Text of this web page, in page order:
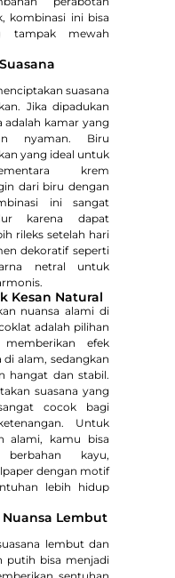
kombinasi ini bisa
tampak mewah
suasana
Jika dipadukan
adalah kamar yang
nyaman. Biru
yang ideal untuk
krem
dari biru dengan
ini sangat
karena dapat
rileks setelah hari
dekoratif seperti
netral untuk
Kesan Natural
nuansa alami di
adalah pilihan
efek
alam, sedangkan
hangat dan stabil.
suasana yang
cocok bagi
Untuk
alami, kamu bisa
berbahan kayu,
dengan motif
lebih hidup
Lembut
lembut dan
putih bisa menjadi